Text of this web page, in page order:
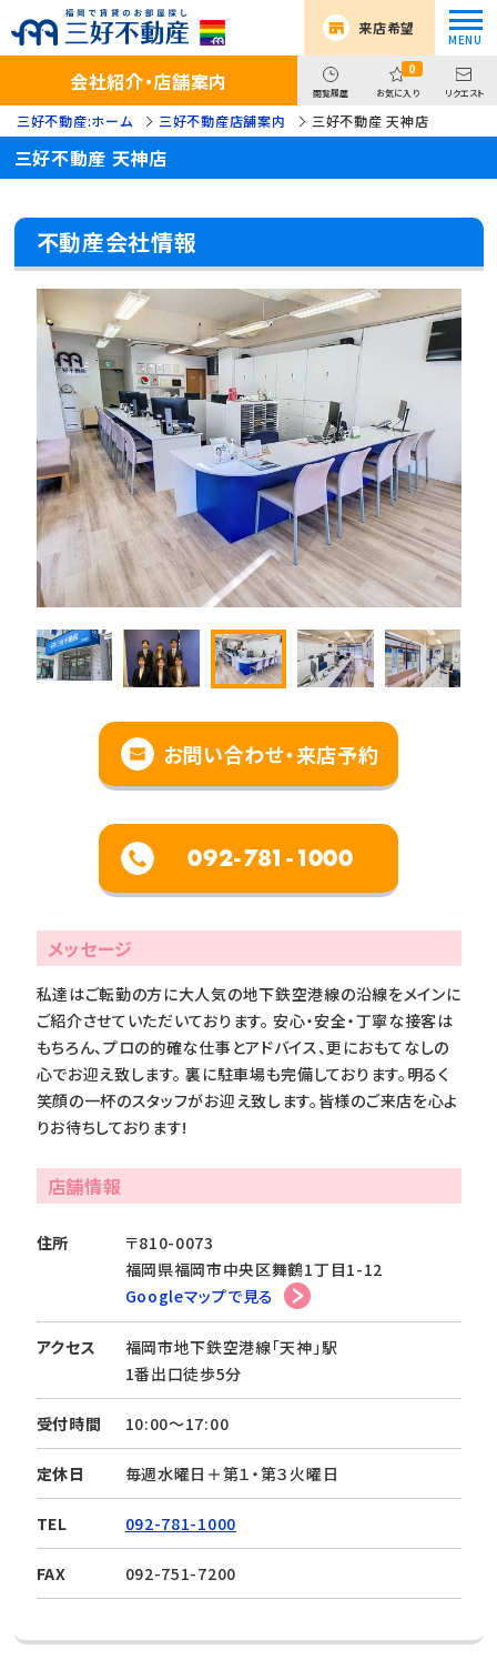
来店希望
会社紹介・店舗案内 閲覧履歴
0
お気に入り リクエスト
三好不動産:ホーム 三好不動産店舗案内 三好不動産 天神店
三好不動産 天神店
不動産会社情報
お問い合わせ・来店予約
092-781-1000
メッセージ
私達はご転勤の方に大人気の地下鉄空港線の沿線をメインに
ご紹介させていただいております。 安心・安全・丁寧な接客は
もちろん、プロの的確な仕事とアドバイス、更におもてなしの
心でお迎え致します。 裏に駐車場も完備しております。明るく
笑顔の一杯のスタッフがお迎え致します。皆様のご来店を心よ
りお待ちしております!
店舗情報
住所
〒810-0073
福岡県福岡市中央区舞鶴1丁目1-12
Googleマップで見る
アクセス
福岡市地下鉄空港線「天神」駅
1番出口徒歩5分
受付時間 10:00～17:00
定休日 毎週水曜日＋第１・第３火曜日
TEL 092-781-1000
FAX 092-751-7200